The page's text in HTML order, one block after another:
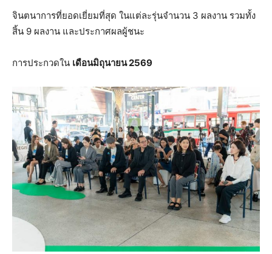
จินตนาการที่ยอดเยี่ยมที่สุด ในแต่ละรุ่นจำนวน 3 ผลงาน รวมทั้ง
สิ้น 9 ผลงาน และประกาศผลผู้ชนะ
การประกวดใน เดือนมิถุนายน2569